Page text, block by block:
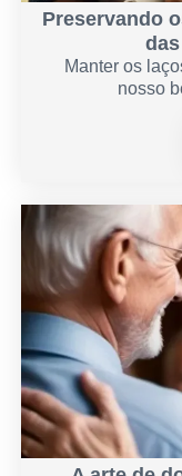
Preservando
Manter os
nosso